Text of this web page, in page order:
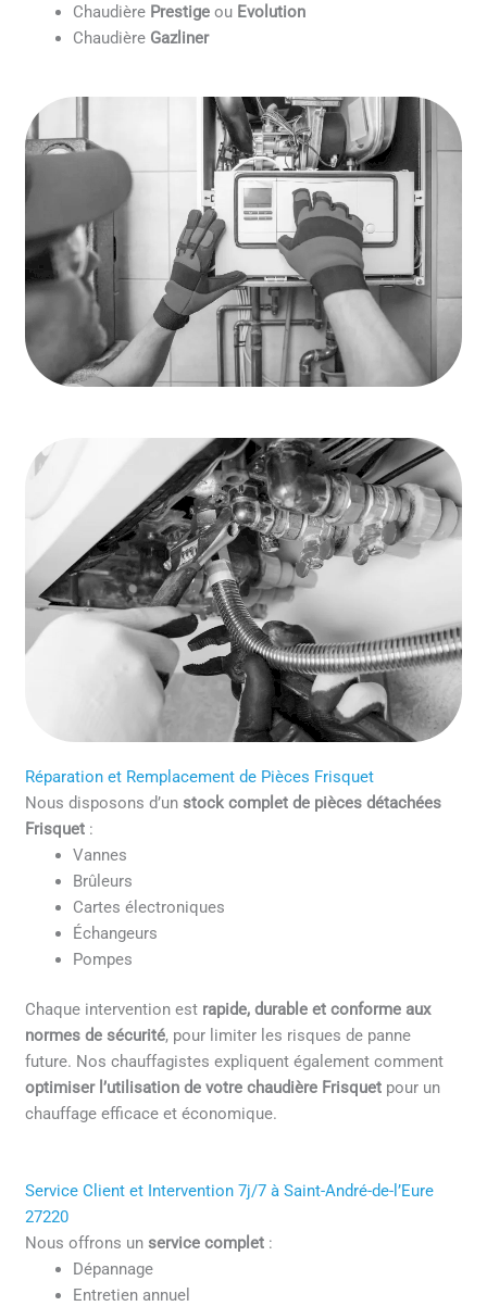
Chaudière Prestige ou Evolution
Chaudière Gazliner
Réparation et Remplacement de Pièces Frisquet
Nous disposons d’unstock complet de pièces détachées
Frisquet :
Vannes
Brûleurs
Cartes électroniques
Échangeurs
Pompes
Chaque intervention est rapide, durable et conforme aux
normes de sécurité, pour limiter les risques de panne
future. Nos chauffagistes expliquent également comment
optimiser l’utilisation de votre chaudière Frisquet pour un
chauffage efficace et économique.
Service Client et Intervention 7j/7 à Saint-André-de-l’Eure
27220
Nous offrons unservice complet :
Dépannage
Entretien annuel